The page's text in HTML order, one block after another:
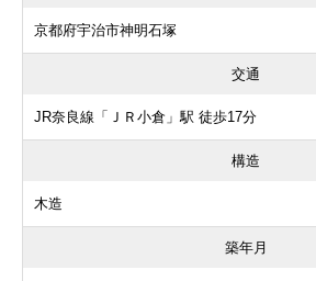
京都府宇治市神明石塚
交通
JR奈良線「ＪＲ小倉」駅 徒歩17分
構造
木造
築年月